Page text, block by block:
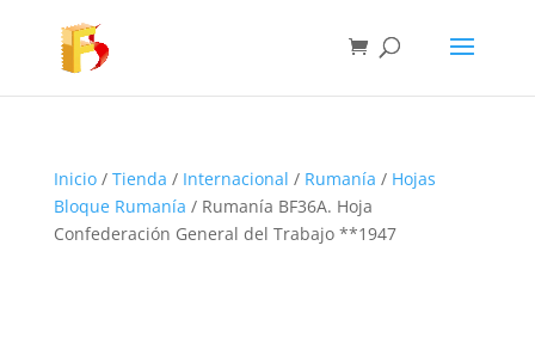
Inicio/ Tienda / Internacional / Rumanía / Hojas
Bloque Rumanía / Rumanía BF36A. Hoja
Confederación General del Trabajo **1947